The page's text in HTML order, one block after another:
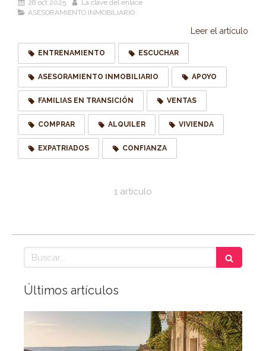
28 oct 2025
La clave del enlace
ASESORAMIENTO INMOBILIARIO
Leer el artículo
ENTRENAMIENTO ESCUCHAR
ASESORAMIENTO INMOBILIARIO APOYO
FAMILIAS EN TRANSICIÓN VENTAS
COMPRAR ALQUILER VIVIENDA
EXPATRIADOS CONFIANZA
1 artículo
Buscar
Últimos artículos